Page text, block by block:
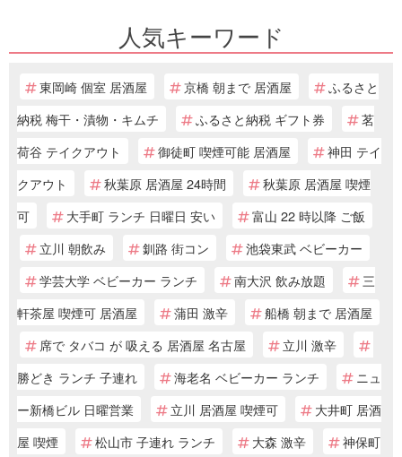
人気キーワード
東岡崎 個室 居酒屋 京橋 朝まで 居酒屋
ふるさと
納税 梅干・漬物・キムチ
ふるさと納税 ギフト券
茗
荷谷 テイクアウト
御徒町 喫煙可能 居酒屋
神田 テイ
クアウト
秋葉原 居酒屋 24時間
秋葉原 居酒屋 喫煙
可
大手町 ランチ 日曜日 安い
富山 22 時以降 ご飯
立川 朝飲み
釧路 街コン
池袋東武 ベビーカー
学芸大学 ベビーカー ランチ
南大沢 飲み放題
三
軒茶屋 喫煙可 居酒屋
蒲田 激辛
船橋 朝まで 居酒屋
席で タバコ が 吸える 居酒屋 名古屋
立川 激辛
勝どき ランチ 子連れ
海老名 ベビーカー ランチ
ニュ
ー新橋ビル 日曜営業
立川 居酒屋 喫煙可
大井町 居酒
屋 喫煙
松山市 子連れ ランチ 大森 激辛 神保町